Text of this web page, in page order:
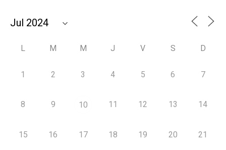
L M M J V S D
1 2 3 4 5 6 7
8 9 10 11 12 13 14
15 16 17 18 19 20 21